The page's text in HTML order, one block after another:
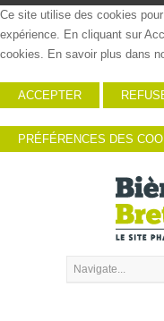
Ce site utilise des cookies
expérience. En cliquant sur
cookies. En savoir plus dans
ACCEPTER
PRÉFÉRENCES DES